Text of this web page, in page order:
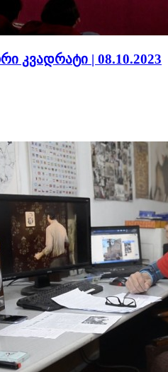
კვადრატი | 08.10.2023